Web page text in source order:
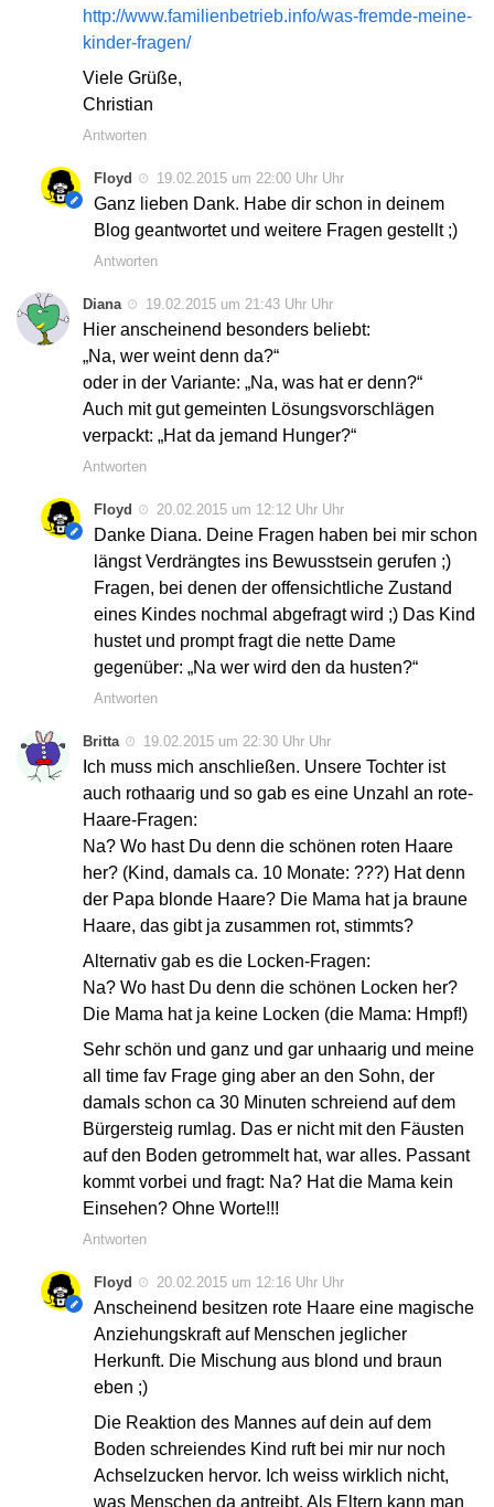
http://www.familienbetrieb.info/was-fremde-meine-
kinder-fragen/
Viele Grüße,
Christian
Antworten
Floyd 19.02.2015 um 22:00 Uhr Uhr
Ganz lieben Dank. Habe dir schon in deinem
Blog geantwortet und weitere Fragen gestellt ;)
Antworten
Diana 19.02.2015 um 21:43 Uhr Uhr
Hier anscheinend besonders beliebt:
„Na, wer weint denn da?“
oder in der Variante: „Na, was hat er denn?“
Auch mit gut gemeinten Lösungsvorschlägen
verpackt: „Hat da jemand Hunger?“
Antworten
Floyd 20.02.2015 um 12:12 Uhr Uhr
Danke Diana. Deine Fragen haben bei mir schon
längst Verdrängtes ins Bewusstsein gerufen ;)
Fragen, bei denen der offensichtliche Zustand
eines Kindes nochmal abgefragt wird ;) Das Kind
hustet und prompt fragt die nette Dame
gegenüber: „Na wer wird den da husten?“
Antworten
Britta 19.02.2015 um 22:30 Uhr Uhr
Ich muss mich anschließen. Unsere Tochter ist
auch rothaarig und so gab es eine Unzahl an rote-
Haare-Fragen:
Na? Wo hast Du denn die schönen roten Haare
her? (Kind, damals ca. 10 Monate: ???) Hat denn
der Papa blonde Haare? Die Mama hat ja braune
Haare, das gibt ja zusammen rot, stimmts?
Alternativ gab es die Locken-Fragen:
Na? Wo hast Du denn die schönen Locken her?
Die Mama hat ja keine Locken (die Mama: Hmpf!)
Sehr schön und ganz und gar unhaarig und meine
all time fav Frage ging aber an den Sohn, der
damals schon ca 30 Minuten schreiend auf dem
Bürgersteig rumlag. Das er nicht mit den Fäusten
auf den Boden getrommelt hat, war alles. Passant
kommt vorbei und fragt: Na? Hat die Mama kein
Einsehen? Ohne Worte!!!
Antworten
Floyd 20.02.2015 um 12:16 Uhr Uhr
Anscheinend besitzen rote Haare eine magische
Anziehungskraft auf Menschen jeglicher
Herkunft. Die Mischung aus blond und braun
eben ;)
Die Reaktion des Mannes auf dein auf dem
Boden schreiendes Kind ruft bei mir nur noch
Achselzucken hervor. Ich weiss wirklich nicht,
was Menschen da antreibt. Als Eltern kann man